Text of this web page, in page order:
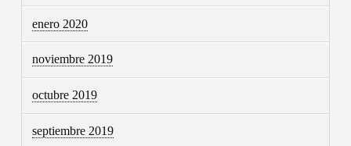
enero 2020
noviembre 2019
octubre 2019
septiembre 2019